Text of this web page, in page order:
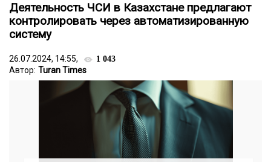
Деятельность ЧСИ в Казахстане предлагают
контролировать через автоматизированную
систему
26.07.2024, 14:55, 1 043
Автор: Turan Times